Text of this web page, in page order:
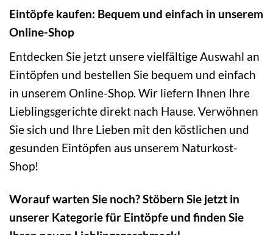
Eintöpfe kaufen: Bequem und einfach in unserem
Online-Shop
Entdecken Sie jetzt unsere vielfältige Auswahl an
Eintöpfen und bestellen Sie bequem und einfach
in unserem Online-Shop. Wir liefern Ihnen Ihre
Lieblingsgerichte direkt nach Hause. Verwöhnen
Sie sich und Ihre Lieben mit den köstlichen und
gesunden Eintöpfen aus unserem Naturkost-
Shop!
Worauf warten Sie noch? Stöbern Sie jetzt in
unserer Kategorie für Eintöpfe und finden Sie